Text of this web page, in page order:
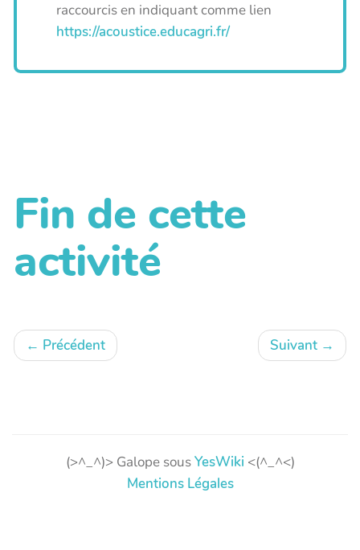
raccourcis en indiquant comme lien
https://acoustice.educagri.fr/
Fin de cette
activité
← Précédent Suivant →
(>^_^)> Galope sousYesWiki <(^_^<)
Mentions Légales